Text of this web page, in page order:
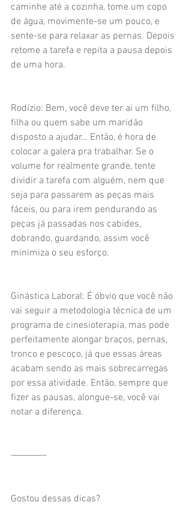
caminhe até a cozinha, tome um copo
de água, movimente-se um pouco, e
sente-se para relaxar as pernas. Depois
retome a tarefa e repita a pausa depois
de uma hora.
Rodízio: Bem, você deve ter ai um filho,
filha ou quem sabe um maridão
disposto a ajudar… Então, é hora de
colocar a galera pra trabalhar. Se o
volume for realmente grande, tente
dividir a tarefa com alguém, nem que
seja para passarem as peças mais
fáceis, ou para irem pendurando as
peças já passadas nos cabides,
dobrando, guardando, assim você
minimiza o seu esforço.
Ginástica Laboral: É óbvio que você não
vai seguir a metodologia técnica de um
programa de cinesioterapia, mas pode
perfeitamente alongar braços, pernas,
tronco e pescoço, já que essas áreas
acabam sendo as mais sobrecarregas
por essa atividade. Então, sempre que
fizer as pausas, alongue-se, você vai
notar a diferença.
————–
Gostou dessas dicas?